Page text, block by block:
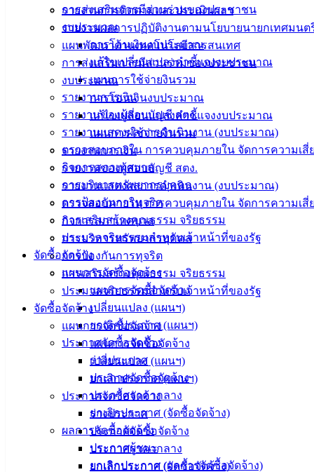
การส่งเสริมการมีส่วนร่วมของประชาชน
งบประมาณ
การโอนเงินงบประมาณ
แก้ไขเปลี่ยนแปลงคำชี้แจงงบประมาณ
แผนการใช้จ่ายงินรวม
รายงานการเงิน
รายงานของผู้สอบบัญชี สตง.
รายงานแสดงผลการดำเนินงาน (งบประมาณ)
ตรวจสอบภายใน การควบคุมภายใน จัดการความเสี่
กิจการสภาเทศบาล
การบริหารทรัพยากรบุคคล
การป้องกันการทุจริต
การเสริมสร้างคุณธรรม จริยธรรม
ประมวลจริยธรรมสำหรับเจ้าหน้าที่ของรัฐ
จัดซื้อจัดจ้าง
แผนการจัดซื้อจัดจ้าง
แผนการจัดซื้อจัดจ้าง
เปลี่ยนแปลง (แผนฯ)
ยกเลิกประกาศ (แผนฯ)
ประกาศจัดซื้อจัดจ้าง
ร่างประกาศ
ประกาศจัดซื้อจัดจ้าง
ประกาศราคากลาง
ยกเลิกประกาศ (จัดซื้อจัดจ้าง)
ผลการจัดซื้อจัดจ้าง
ประกาศผู้ชนะ
ยกเลิกประกาศ (ผลการจัดซื้อจัดจ้าง)
รายงานการติดตามและประเมินผลฯ
รายงานผลการปฏิบัติงานตามนโยบายนายกเทศมนต
แผนพัฒนาด้านเทคโนโลยีสารสนเทศ
การส่งเสริมการมีส่วนร่วมของประชาชน
งบประมาณ
การโอนเงินงบประมาณ
แก้ไขเปลี่ยนแปลงคำชี้แจงงบประมาณ
แผนการใช้จ่ายงินรวม
รายงานการเงิน
รายงานของผู้สอบบัญชี สตง.
รายงานแสดงผลการดำเนินงาน (งบประมาณ)
ตรวจสอบภายใน การควบคุมภายใน จัดการความเสี่
กิจการสภาเทศบาล
การบริหารทรัพยากรบุคคล
การป้องกันการทุจริต
การเสริมสร้างคุณธรรม จริยธรรม
ประมวลจริยธรรมสำหรับเจ้าหน้าที่ของรัฐ
จัดซื้อจัดจ้าง
แผนการจัดซื้อจัดจ้าง
แผนการจัดซื้อจัดจ้าง
เปลี่ยนแปลง (แผนฯ)
ยกเลิกประกาศ (แผนฯ)
ประกาศจัดซื้อจัดจ้าง
ร่างประกาศ
ประกาศจัดซื้อจัดจ้าง
ประกาศราคากลาง
ยกเลิกประกาศ (จัดซื้อจัดจ้าง)
เมืองอ่าง